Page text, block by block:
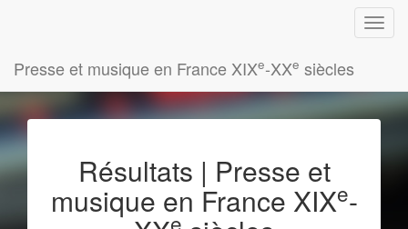
Presse et musique en France XIXe-XXe siècles
Résultats | Presse et
musique en France XIXe-
e